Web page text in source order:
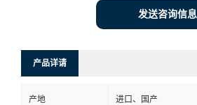
发送咨询信息
产品详请
产地 进口、国产